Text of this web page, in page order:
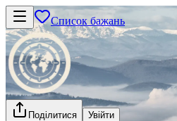
Список бажань
Поділитися Увійти